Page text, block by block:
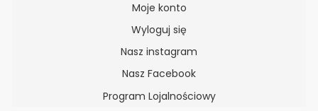
Moje konto
Wyloguj się
Nasz instagram
Nasz Facebook
Program Lojalnościowy